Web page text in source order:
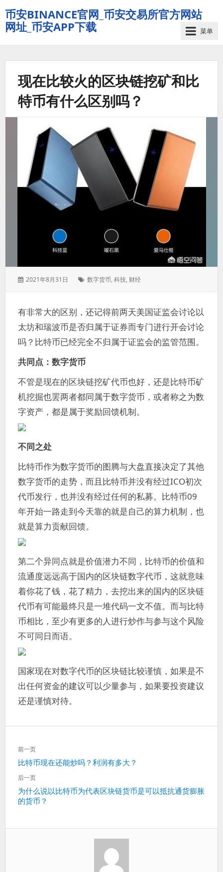
币安BINANCE官网_币安交易所官方网站
网址_币安APP下载
菜单
现在比较火的区块链挖矿和比
特币有什么区别吗？
发
2021年8月31日
标
数字货币,科技, 财经
有非常大的区别，还记得前两天美国证监会讨论以
太坊和瑞波币是否归属于证券而专门进行开会讨论
吗？比特币已经完全不归属于证监会的监管范围。
共同点：数字货币
不管是现在的区块链挖矿代币也好，还是比特币矿
机挖掘也罢两者都同属于数字货币，或者称之为数
字资产，都是属于奖励回馈机制。
不同之处
比特币作为数字货币的图腾与大盘直接决定了其他
数字货币的走势，而且比特币并没有经过ICO初次
代币发行，也并没有经过任何的私募。比特币09
年开始一路走到今天靠的就是自己的算力机制，也
就是算力贡献回馈。
第二个异同点就是价值潜力不同，比特币的价值和
流通度远远高于国内的区块链数字代币，这就意味
着你花了钱，花了精力，去挖出来的国内的区块链
代币有可能最终只是一堆代码一文不值。而与比特
币相比，至少有更多的人进行炒作与参与这个风险
不可同日而语。
国家现在对数字代币的区块链比较谨慎，如果是不
出任何资金的建议可以少量参与，如果要投资建议
还是谨慎对待。
文
章
导
航
前一页
上
一
比特币现在还能炒吗？利润有多大？
后一页
下
一
为什么说以比特币为代表区块链货币是可以抵抗通货膨胀
的货币？